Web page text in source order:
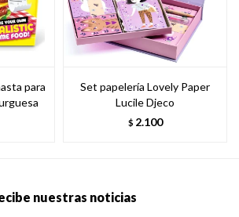
para
Set papelería Lovely Paper
Lucile Djeco
$ 2.100
nuestras noticias